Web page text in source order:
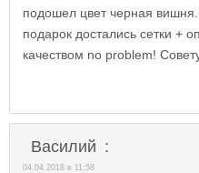
подошел цвет черная
подарок достались сетки +
качеством no problem!
Василий :
04.04.2018 в 11:58